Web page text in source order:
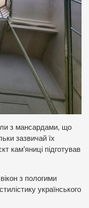
з мансардами, що
зазвичай їх
кам’яниці підготував
з пологими
українського